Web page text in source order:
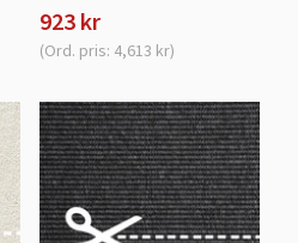
923 kr
(Ord. pris: 4,613 kr)